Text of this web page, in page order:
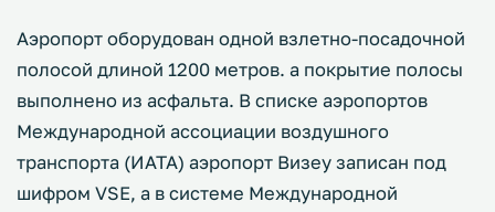
Аэропорт оборудован одной взлетно-посадочной
полосой длиной 1200 метров. а покрытие полосы
выполнено из асфальта. В списке аэропортов
Международной ассоциации воздушного
транспорта (ИАТА) аэропорт Визеу записан под
шифром VSE, а в системе Международной